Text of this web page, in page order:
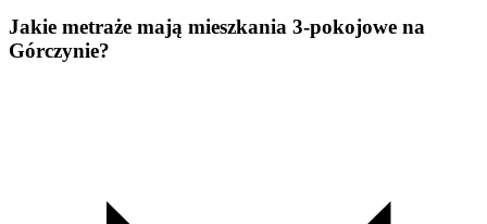
Jakie metraże mają mieszkania 3-pokojowe na
Górczynie?